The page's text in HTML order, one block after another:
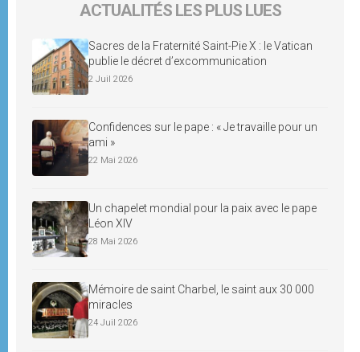
ACTUALITÉS LES PLUS LUES
Sacres de la Fraternité Saint-Pie X : le Vatican
publie le décret d’excommunication
2 Juil 2026
Confidences sur le pape : « Je travaille pour un
ami »
22 Mai 2026
Un chapelet mondial pour la paix avec le pape
Léon XIV
28 Mai 2026
Mémoire de saint Charbel, le saint aux 30 000
miracles
24 Juil 2026